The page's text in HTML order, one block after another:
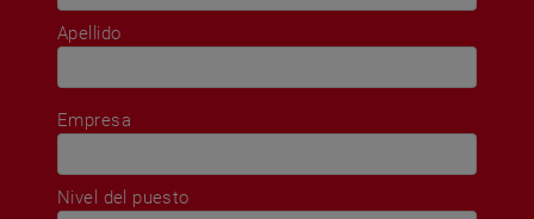
Apellido
Empresa
Nivel del puesto